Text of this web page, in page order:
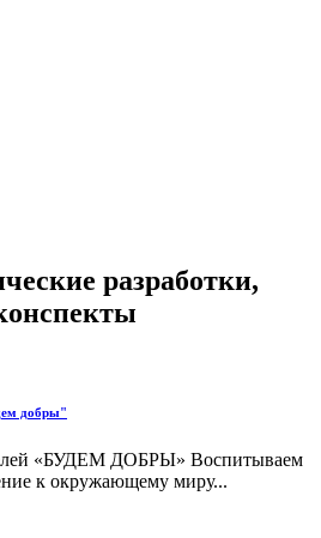
разработки,
добры"
«БУДЕМ ДОБРЫ» Воспитываем
к окружающему миру...